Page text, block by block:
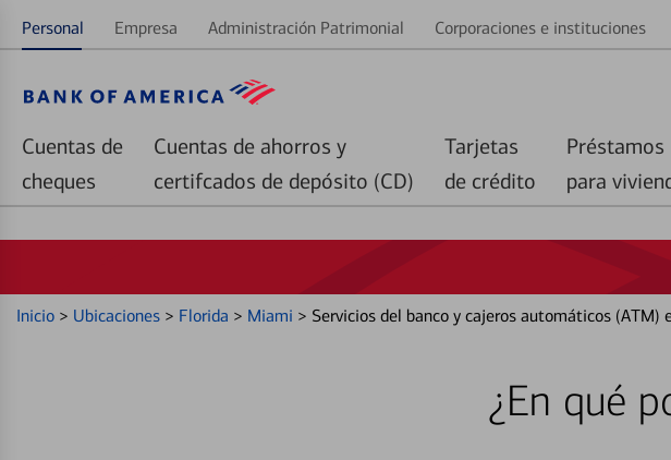
Personal Empresa Administración Patrimonial Corporaciones e instituciones
Cuentas de
cheques
Cuentas de ahorros y
certifcados de depósito (CD)
Tarjetas
de crédito
Préstamos
para
Inicio > Ubicaciones > Florida > Miami > Servicios del banco y cajeros automáticos (ATM)
¿En qué